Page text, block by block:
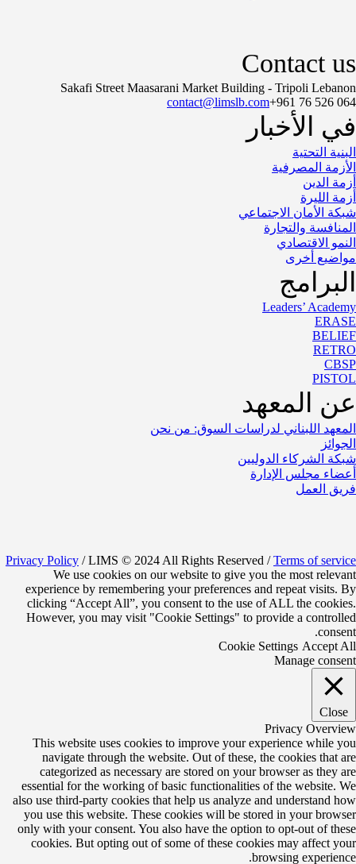
Contact us
Sakafi Street Maasarani Market Building - Tripoli Lebanon
contact@limslb.com+961 76 526 064
في الأخبار
البنية التحتية
الأزمة المصرفية
أزمة الدين
أزمة الليرة
شبكة الأمان الاجتماعي
المنافسة والتجارة
النمو الاقتصادي
مواضيع أخرى
البرامج
Leaders’ Academy
ERASE
BELIEF
RETRO
CBSP
PISTOL
عن المعهد
المعهد اللبناني لدراسات السوق: من نحن
الجوائز
شبكة الشركاء الدوليين
أعضاء مجلس الإدارة
فريق العمل
Privacy Policy / LIMS © 2024 All Rights Reserved /Terms of service
We use cookies on our website to give you the most relevant
experience by remembering your preferences and repeat visits. By
clicking “Accept All”, you consent to the use of ALL the cookies.
However, you may visit "Cookie Settings" to provide a controlled
consent.
Cookie Settings Accept All
Manage consent
Close
Privacy Overview
This website uses cookies to improve your experience while you
navigate through the website. Out of these, the cookies that are
categorized as necessary are stored on your browser as they are
essential for the working of basic functionalities of the website. We
also use third-party cookies that help us analyze and understand how
you use this website. These cookies will be stored in your browser
only with your consent. You also have the option to opt-out of these
cookies. But opting out of some of these cookies may affect your
browsing experience.